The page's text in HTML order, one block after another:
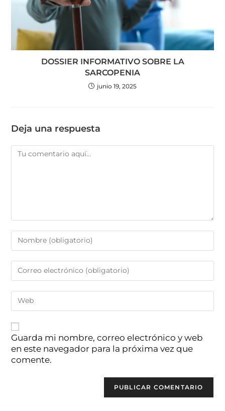
DOSSIER INFORMATIVO SOBRE LA
SARCOPENIA
junio 19, 2025
Deja una respuesta
Guarda mi nombre, correo electrónico y web
en este navegador para la próxima vez que
comente.